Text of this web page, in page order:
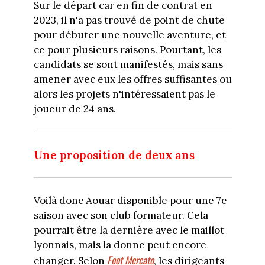
Sur le départ car en fin de contrat en
2023, il n'a pas trouvé de point de chute
pour débuter une nouvelle aventure, et
ce pour plusieurs raisons. Pourtant, les
candidats se sont manifestés, mais sans
amener avec eux les offres suffisantes ou
alors les projets n'intéressaient pas le
joueur de 24 ans.
Une proposition de deux ans
Voilà donc Aouar disponible pour une 7e
saison avec son club formateur. Cela
pourrait être la dernière avec le maillot
lyonnais, mais la donne peut encore
changer. Selon Foot Mercato, les dirigeants